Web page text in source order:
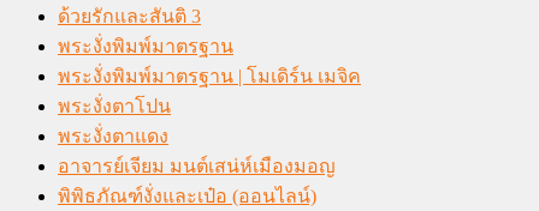
ด้วยรักและสันติ 3
พระงั่งพิมพ์มาตรฐาน
พระงั่งพิมพ์มาตรฐาน | โมเดิร์น เมจิค
พระงั่งตาโปน
พระงั่งตาแดง
อาจารย์เจียม มนต์เสน่ห์เมืองมอญ
พิพิธภัณฑ์งั่งและเป๋อ (ออนไลน์)